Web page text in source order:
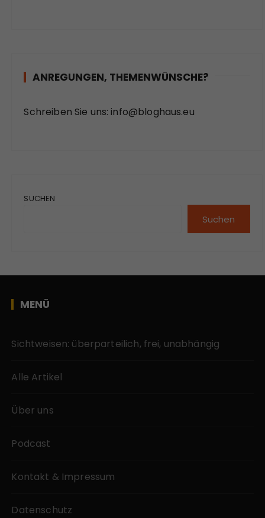
ANREGUNGEN, THEMENWÜNSCHE?
Schreiben Sie uns: info@bloghaus.eu
SUCHEN
Suchen
MENÜ
Sichtweisen: überparteilich, frei, unabhängig
Alle Artikel
Über uns
Podcast
Kontakt & Impressum
Datenschutz